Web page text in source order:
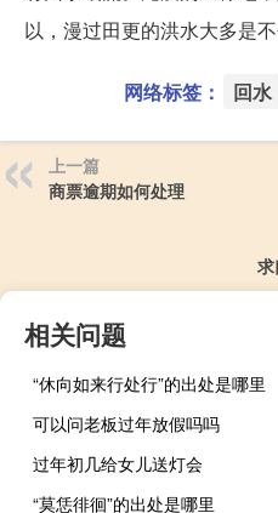
以，漫过田更的洪水大多是不
网络标签： 回水
上一篇
商票逾期如何处理
相关问题
“休向如来行处行”的出处是哪里
可以问老板过年放假吗吗
过年初几给女儿送灯会
“莫恁徘徊”的出处是哪里